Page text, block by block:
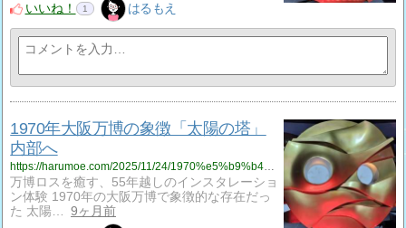
いいね！
1 はるもえ
1970年大阪万博の象徴「太陽の塔」
内部へ
万博ロスを癒す、55年越しのインスタレーショ
ン体験 1970年の大阪万博で象徴的な存在だっ
た 太陽…
9ヶ月前